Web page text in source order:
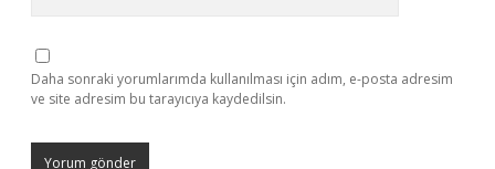
Daha sonraki yorumlarımda kullanılması için adım, e-posta adresim
ve site adresim bu tarayıcıya kaydedilsin.